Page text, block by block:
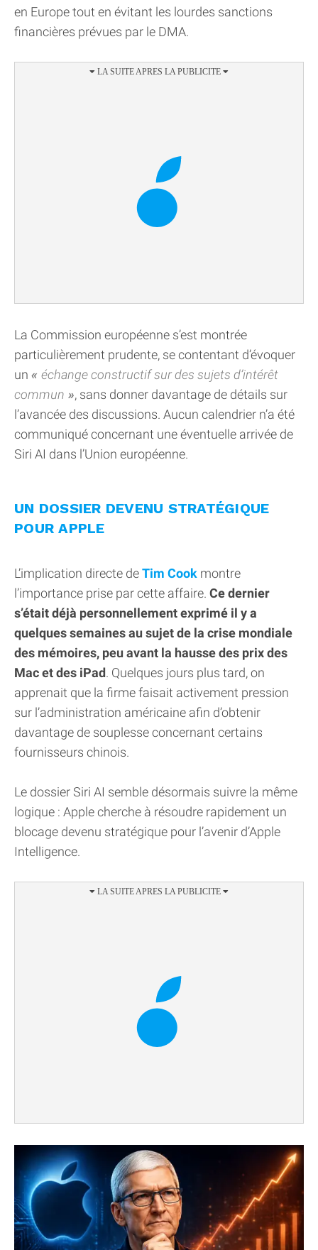
en Europe tout en évitant les lourdes sanctions
financières prévues par le DMA.
La Commission européenne s’est montrée
particulièrement prudente, se contentant d’évoquer
un
échange constructif sur des sujets d’intérêt
commun
, sans donner davantage de détails sur
l’avancée des discussions. Aucun calendrier n’a été
communiqué concernant une éventuelle arrivée de
Siri AI dans l’Union européenne.
UN DOSSIER DEVENU STRATÉGIQUE
POUR APPLE
L’implication directe deTim Cook montre
l’importance prise par cette affaire. Ce dernier
s’était déjà personnellement exprimé il y a
quelques semaines au sujet de la crise mondiale
des mémoires, peu avant la hausse des prix des
Mac et des iPad. Quelques jours plus tard, on
apprenait que la firme faisait activement pression
sur l’administration américaine afin d’obtenir
davantage de souplesse concernant certains
fournisseurs chinois.
Le dossier Siri AI semble désormais suivre la même
logique : Apple cherche à résoudre rapidement un
blocage devenu stratégique pour l’avenir d’Apple
Intelligence.